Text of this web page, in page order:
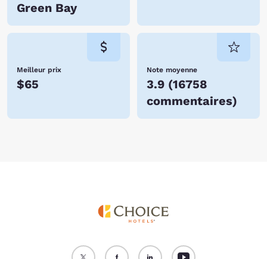
Green Bay
Meilleur prix
$65
Note moyenne
3.9 (16758
commentaires)